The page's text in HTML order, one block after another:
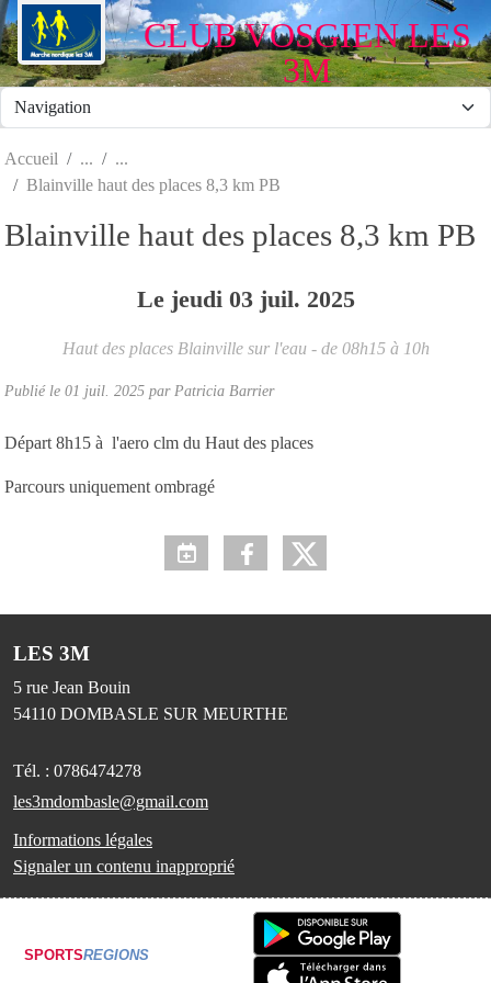
CLUB VOSGIEN LES
3M
Accueil
Blainville haut des places 8,3 km PB
Blainville haut des places 8,3 km PB
Le jeudi 03 juil. 2025
Haut des places Blainville sur l'eau - de 08h15 à 10h
Publié le 01 juil. 2025 par Patricia Barrier
Départ 8h15 à l'aero clm du Haut des places
Parcours uniquement ombragé
LES 3M
5 rue Jean Bouin
54110 DOMBASLE SUR MEURTHE
Tél. : 0786474278
les3mdombasle@gmail.com
Informations légales
Signaler un contenu inapproprié
SPORTSREGIONS
Panneau de gestion des cookies